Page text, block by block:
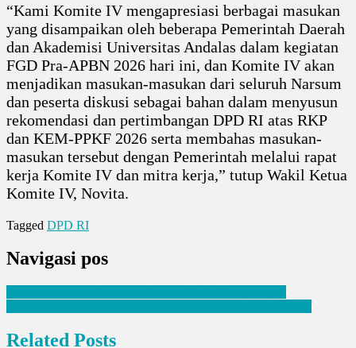
“Kami Komite IV mengapresiasi berbagai masukan
yang disampaikan oleh beberapa Pemerintah Daerah
dan Akademisi Universitas Andalas dalam kegiatan
FGD Pra-APBN 2026 hari ini, dan Komite IV akan
menjadikan masukan-masukan dari seluruh Narsum
dan peserta diskusi sebagai bahan dalam menyusun
rekomendasi dan pertimbangan DPD RI atas RKP
dan KEM-PPKF 2026 serta membahas masukan-
masukan tersebut dengan Pemerintah melalui rapat
kerja Komite IV dan mitra kerja,” tutup Wakil Ketua
Komite IV, Novita.
Tagged DPD RI
Navigasi pos
Related Posts